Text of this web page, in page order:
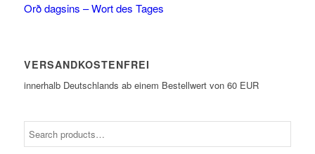
Orð dagsins – Wort des Tages
VERSANDKOSTENFREI
innerhalb Deutschlands ab einem Bestellwert von 60 EUR